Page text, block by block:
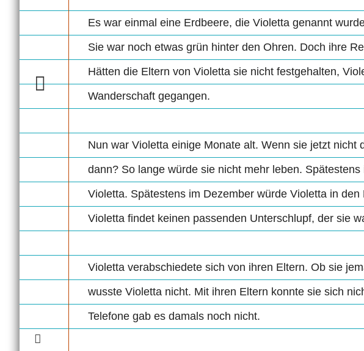
Es war einmal eine Erdbeere, die Violetta genannt
Sie war noch etwas grün hinter den Ohren. Doch ihre
Hätten die Eltern von Violetta sie nicht festgehalten,
Wanderschaft gegangen.
Nun war Violetta einige Monate alt. Wenn sie jetzt nicht
dann? So lange würde sie nicht mehr leben.
Violetta. Spätestens im Dezember würde Violetta in
Violetta findet keinen passenden Unterschlupf, der sie
Violetta verabschiedete sich von ihren Eltern. Ob sie
wusste Violetta nicht. Mit ihren Eltern konnte sie sich
Telefone gab es damals noch nicht.